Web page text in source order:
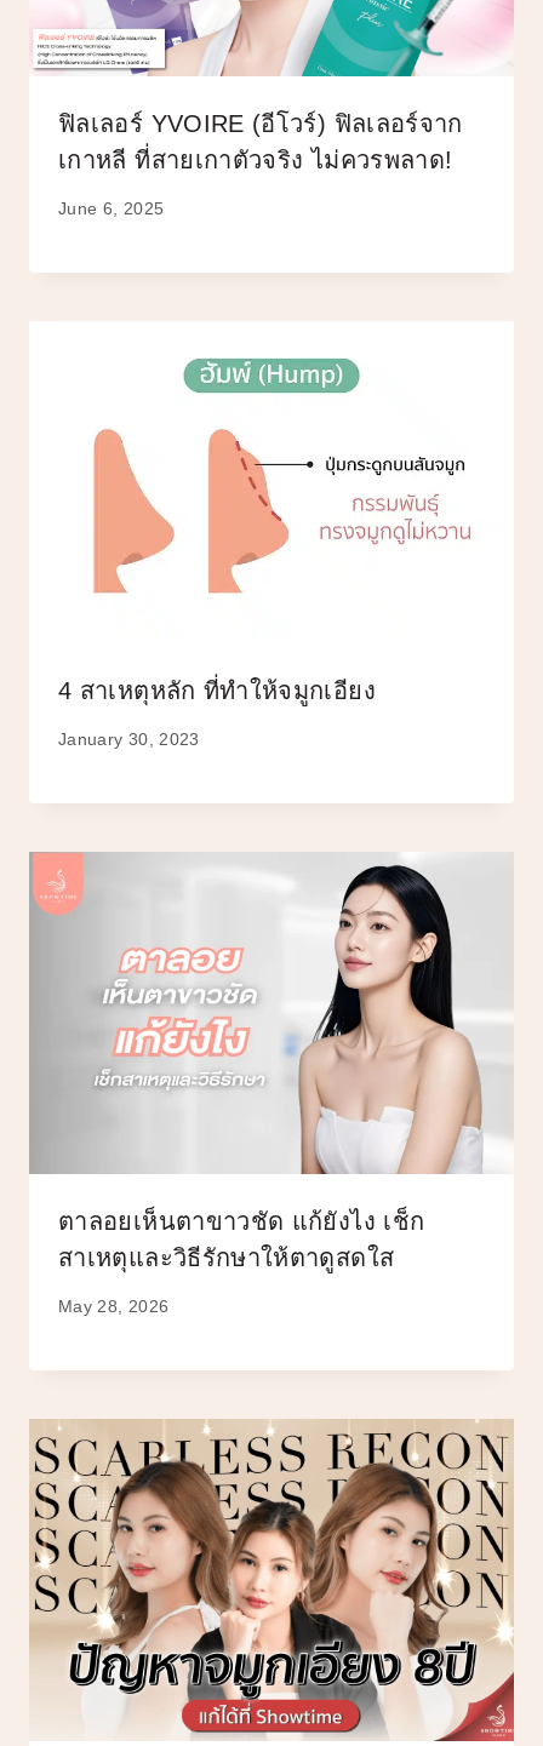
ฟิลเลอร์ YVOIRE (อีโวร์) ฟิลเลอร์จาก
เกาหลี ที่สายเกาตัวจริง ไม่ควรพลาด!
June 6, 2025
4 สาเหตุหลัก ที่ทำให้จมูกเอียง
January 30, 2023
ตาลอยเห็นตาขาวชัด แก้ยังไง เช็ก
สาเหตุและวิธีรักษาให้ตาดูสดใส
May 28, 2026